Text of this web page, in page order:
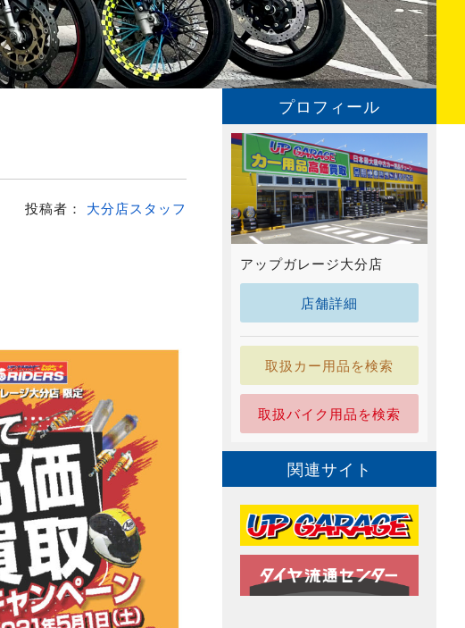
投稿者： 大分店スタッフ
プロフィール
アップガレージ大分店
店舗詳細
取扱カー用品を検索
取扱バイク用品を検索
関連サイト